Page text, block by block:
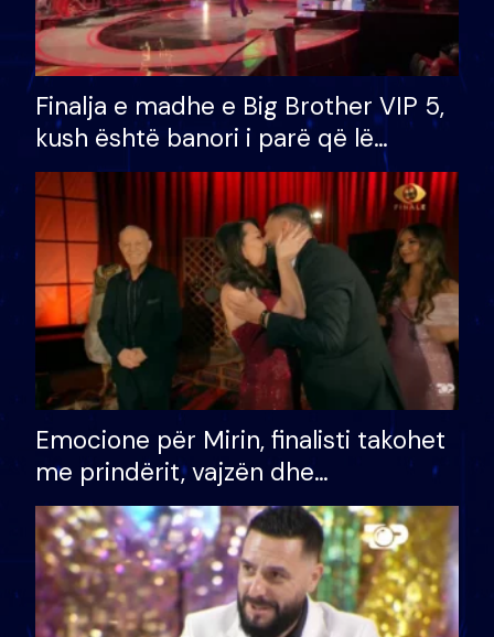
Finalja e madhe e Big Brother VIP 5,
kush është banori i parë që lë
shtëpinë dhe humb mundësinë për
të fituar çmimin e madh
Emocione për Mirin, finalisti takohet
me prindërit, vajzën dhe
bashkëshorten: S’kemi ndonjë letër
divorci apo jo?